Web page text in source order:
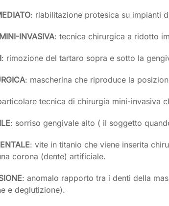
: riabilitazione protesica su impianti
INVASIVA: tecnica chirurgica a ridotto
: rimozione del tartaro sopra e sotto la
: mascherina che riproduce la
tecnica di chirurgia mini-invasiva
: sorriso gengivale alto ( il soggetto
: vite in titanio che viene inserita
corona (dente) artificiale.
: anomalo rapporto tra i denti della
e deglutizione).